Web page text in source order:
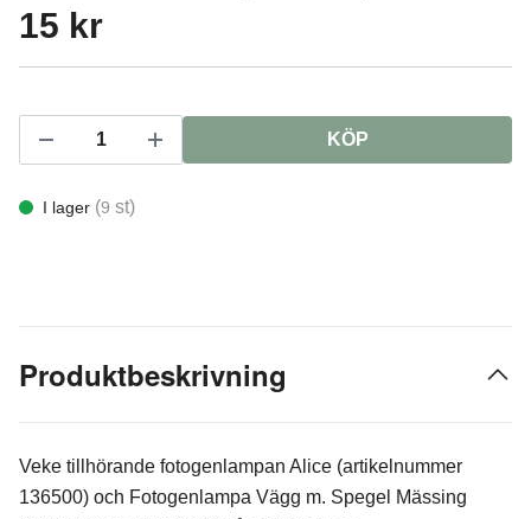
15 kr
KÖP
I lager (9 st)
Produktbeskrivning
Veke tillhörande fotogenlampan Alice (artikelnummer
136500) och Fotogenlampa Vägg m. Spegel Mässing